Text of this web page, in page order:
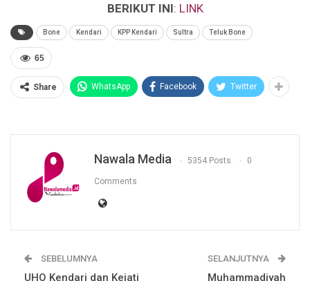
BERIKUT INI: LINK
Bone Kendari KPP Kendari Sultra Teluk Bone
65
Share WhatsApp Facebook Twitter
Nawala Media 5354 Posts 0
Comments
SEBELUMNYA
UHO Kendari dan Kejati
SELANJUTNYA
Muhammadiyah